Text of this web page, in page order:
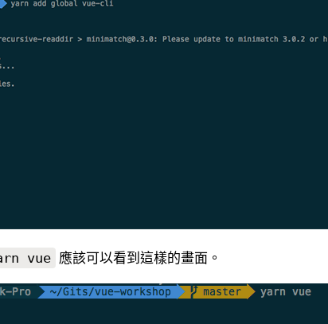
vue 應該可以看到這樣的畫面。